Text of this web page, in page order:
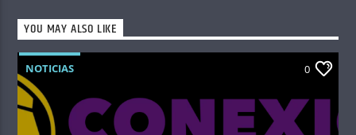
YOU MAY ALSO LIKE
NOTICIAS 0